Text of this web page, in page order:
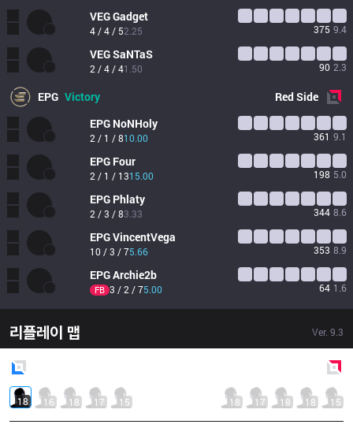
VEGGadget
4 / 4 / 52.25 375 9.4
VEGSaNTaS
2 / 4 / 41.50 90 2.3
EPG Victory RedSide
EPG NoNHoly
2 / 1 / 810.00 361 9.1
EPG Four
2 / 1 / 1315.00 198 5.0
EPG Phlaty
2 / 3 / 83.33 344 8.6
EPGVincentVega
10 / 3 / 75.66 353 8.9
EPGArchie2b
FB 3 / 2 / 75.00 64 1.6
리플레이 맵 Ver. 9.3
18 16 18 17 15 18 17 18 18 15